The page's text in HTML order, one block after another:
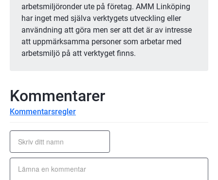
arbetsmiljöronder ute på företag. AMM Linköping
har inget med själva verktygets utveckling eller
användning att göra men ser att det är av intresse
att uppmärksamma personer som arbetar med
arbetsmiljö på att verktyget finns.
Kommentarsregler
Kommentarer